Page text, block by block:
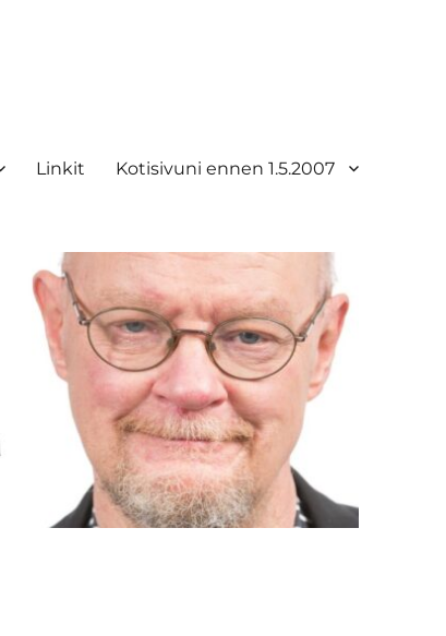
Linkit Kotisivuni ennen 1.5.2007